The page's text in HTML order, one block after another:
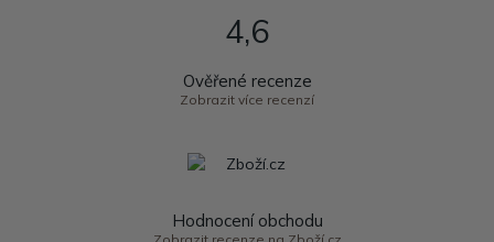
4,6
Ověřené recenze
Zobrazit více recenzí
Hodnocení obchodu